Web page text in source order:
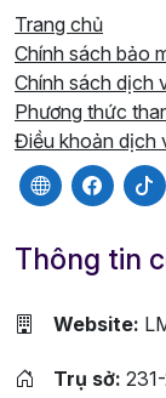
Trang chủ
Chính sách bảo
Chính sách dịch
Phương thức
Điều khoản dịch
Thông tin
Website:
Trụ sở: